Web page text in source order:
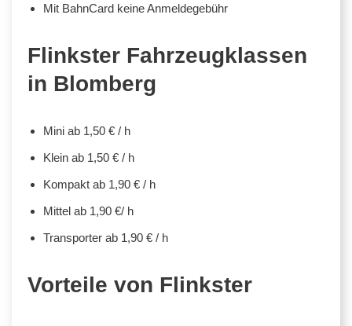
Mit BahnCard keine Anmeldegebühr
Flinkster Fahrzeugklassen
in Blomberg
Mini ab 1,50 € / h
Klein ab 1,50 € / h
Kompakt ab 1,90 € / h
Mittel ab 1,90 €/ h
Transporter ab 1,90 € / h
Vorteile von Flinkster